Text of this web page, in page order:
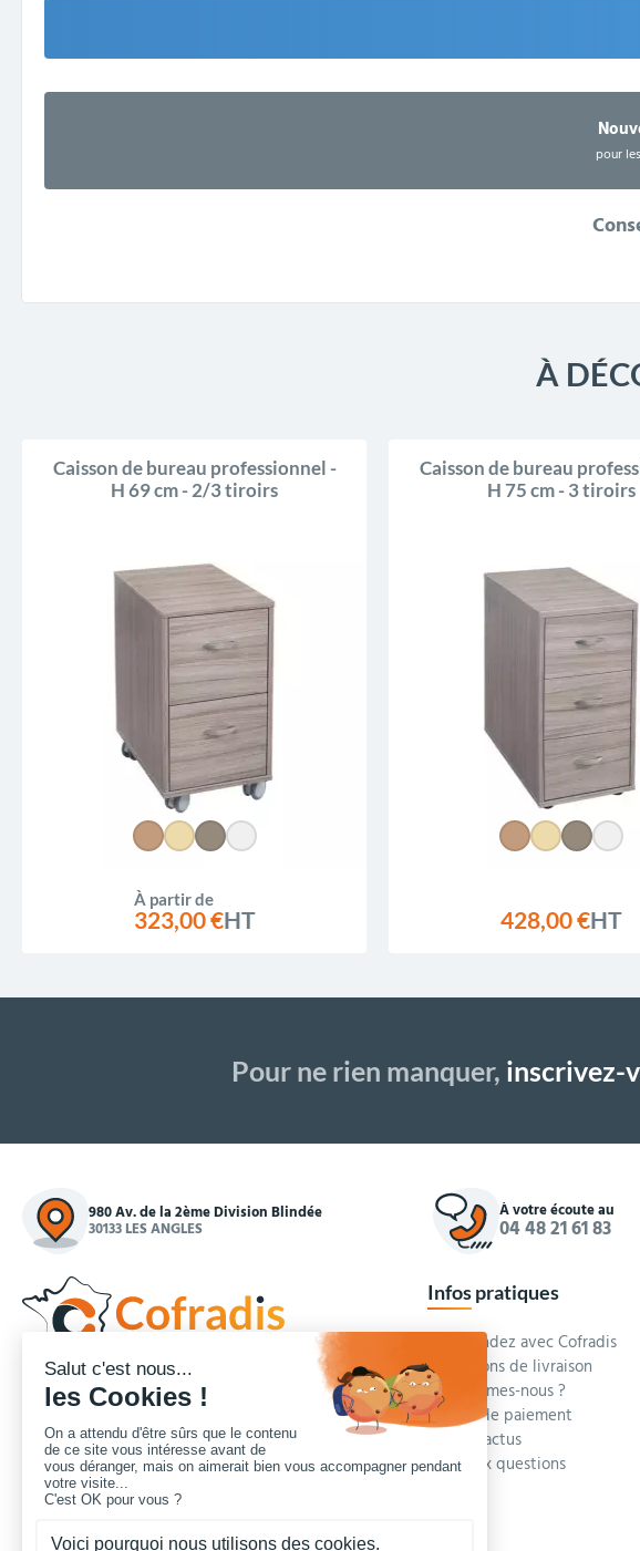
pour
À
Caisson de bureau professionnel -
H 69 cm - 2/3 tiroirs
À partir de
323,00 €HT
Caisson de bureau
H 75 cm - 3 tiroirs
428,00 €HT
Pour ne rien manquer, inscrivez-
980 Av. de la 2ème Division Blindée
30133 LES ANGLES
À votre écoute au
04 48 21 61 83
Concepteur et fournisseur de mobilier urbain,
Cofradis répond aux besoins d'équipements des
services des collectivités locales, des entreprises
de travaux publics, lycées, écoles.
Nous contacter
Infos pratiques
Commandez avec Cofradis
Conditions de livraison
Qui sommes-nous ?
Modes de paiement
Blog et actus
Foire aux questions